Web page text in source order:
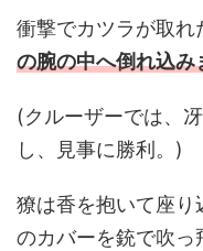
衝撃でカツラが取れ
の腕の中へ倒れ込み
(クルーザーでは、
し、見事に勝利。)
獠は香を抱いて座り
のカバーを銃で吹っ